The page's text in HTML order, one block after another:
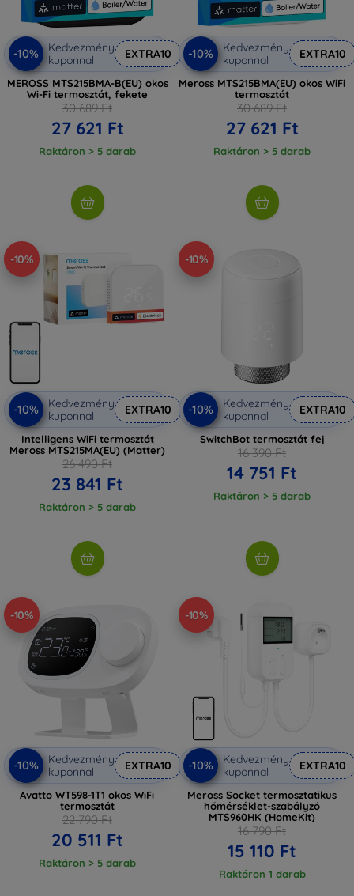
-10%
Kedvezmény
kuponnal
EXTRA10
MEROSS MTS215BMA-B(EU) okos
Wi-Fi termosztát, fekete
30 689 Ft
27 621 Ft
Raktáron > 5 darab
-10%
Kedvezmény
kuponnal
EXTRA10
Meross MTS215BMA(EU) okos WiFi
termosztát
30 689 Ft
27 621 Ft
Raktáron > 5 darab
-10%
-10%
Kedvezmény
kuponnal
EXTRA10
Intelligens WiFi termosztát
Meross MTS215MA(EU) (Matter)
26 490 Ft
23 841 Ft
Raktáron > 5 darab
-10%
-10%
Kedvezmény
kuponnal
EXTRA10
SwitchBot termosztát fej
16 390 Ft
14 751 Ft
Raktáron > 5 darab
-10%
-10%
Kedvezmény
kuponnal
EXTRA10
Avatto WT598-1T1 okos WiFi
termosztát
22 790 Ft
20 511 Ft
Raktáron > 5 darab
-10%
-10%
Kedvezmény
kuponnal
EXTRA10
Meross Socket termosztatikus
hőmérséklet-szabályzó
MTS960HK (HomeKit)
16 790 Ft
15 110 Ft
Raktáron 1 darab